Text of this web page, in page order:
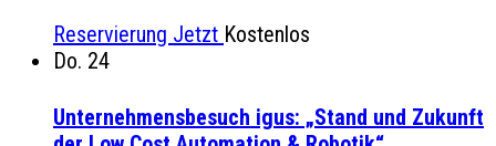
Reservierung Jetzt Kostenlos
Do. 24
Unternehmensbesuch igus: „Stand und Zukunft